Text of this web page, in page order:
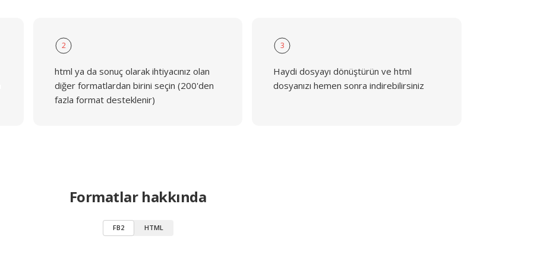
2
html ya da sonuç olarak ihtiyacınız olan
diğer formatlardan birini seçin (200'den
fazla format desteklenir)
3
Haydi dosyayı dönüştürün ve html
dosyanızı hemen sonra indirebilirsiniz
Formatlar hakkında
FB2 HTML